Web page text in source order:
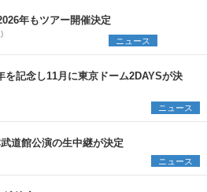
年もツアー開催決定
ニュース
を記念し11月に東京ドーム2DAYSが決
ニュース
道館公演の生中継が決定
ニュース